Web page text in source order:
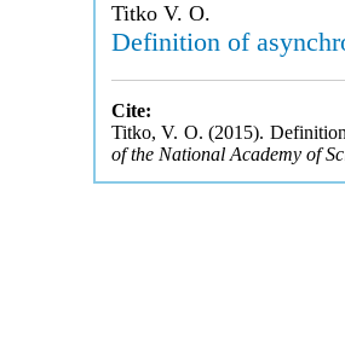
Titko V. O.
Definition of
Cite:
Titko, V. O. (2015).
of the National Academy of